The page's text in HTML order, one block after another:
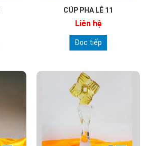
CÚP PHA LÊ 11
Liên hệ
Đọc tiếp